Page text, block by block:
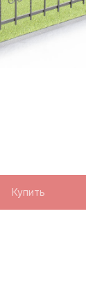
Купить